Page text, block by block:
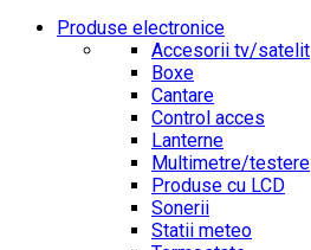
Produse electronice
Accesorii tv/satelit
Boxe
Cantare
Control acces
Lanterne
Multimetre/testere
Produse cu LCD
Sonerii
Statii meteo